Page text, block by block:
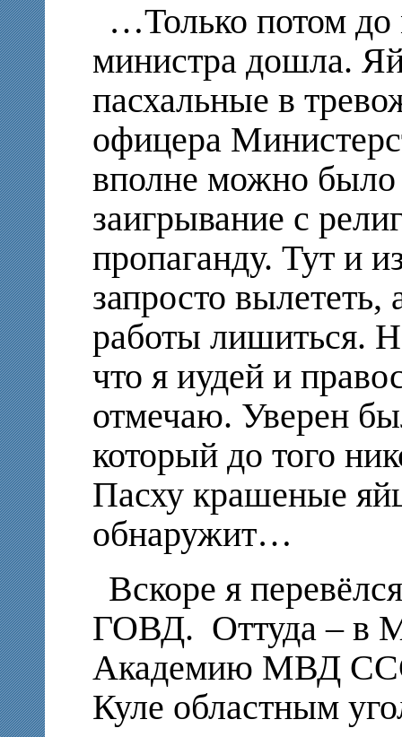
…Только потом до
министра дошла.
пасхальные в
офицера
вполне можно было
заигрывание с
пропаганду. Тут и
запросто
работы лишиться.
что я иудей и
отмечаю. Уверен
который до того
Пасху крашеные
обнаружит…
Вскоре я
ГОВД. Оттуда – в
Академию МВД
Куле областным